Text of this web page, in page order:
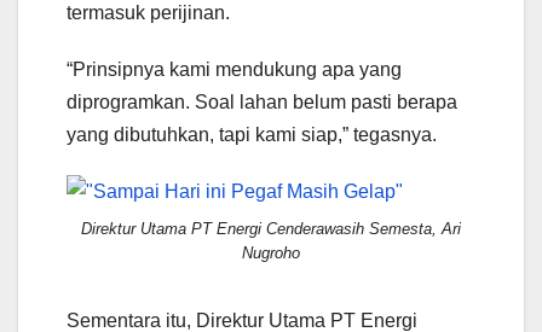
termasuk perijinan.
“Prinsipnya kami mendukung apa yang
diprogramkan. Soal lahan belum pasti berapa
yang dibutuhkan, tapi kami siap,” tegasnya.
Direktur Utama PT Energi Cenderawasih Semesta, Ari
Nugroho
Sementara itu, Direktur Utama PT Energi